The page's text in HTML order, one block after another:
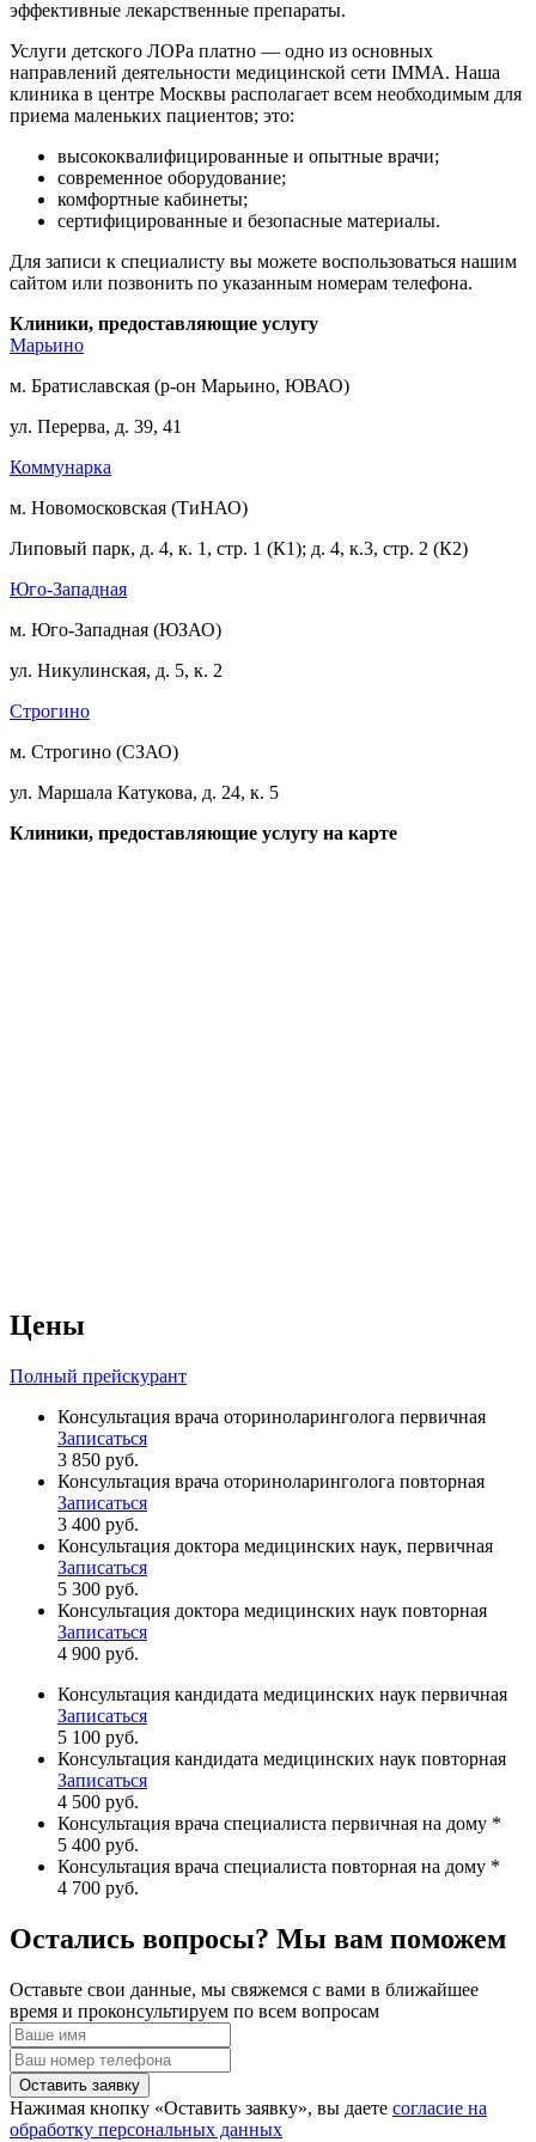
эффективные лекарственные препараты.
Услуги детского ЛОРа платно — одно из основных
направлений деятельности медицинской сети IMMA. Наша
клиника в центре Москвы располагает всем необходимым для
приема маленьких пациентов; это:
высококвалифицированные и опытные врачи;
современное оборудование;
комфортные кабинеты;
сертифицированные и безопасные материалы.
Для записи к специалисту вы можете воспользоваться нашим
сайтом или позвонить по указанным номерам телефона.
Клиники, предоставляющие услугу
Марьино
м. Братиславская (р-он Марьино, ЮВАО)
ул. Перерва, д. 39, 41
Коммунарка
м. Новомосковская (ТиНАО)
Липовый парк, д. 4, к. 1, стр. 1 (К1); д. 4, к.3, стр. 2 (К2)
Юго-Западная
м. Юго-Западная (ЮЗАО)
ул. Никулинская, д. 5, к. 2
Строгино
м. Строгино (СЗАО)
ул. Маршала Катукова, д. 24, к. 5
Клиники, предоставляющие услугу на карте
Цены
Полный прейскурант
Консультация врача оториноларинголога первичная
Записаться
3 850 руб.
Консультация врача оториноларинголога повторная
Записаться
3 400 руб.
Консультация доктора медицинских наук, первичная
Записаться
5 300 руб.
Консультация доктора медицинских наук повторная
Записаться
4 900 руб.
Консультация кандидата медицинских наук первичная
Записаться
5 100 руб.
Консультация кандидата медицинских наук повторная
Записаться
4 500 руб.
Консультация врача специалиста первичная на дому *
5 400 руб.
Консультация врача специалиста повторная на дому *
4 700 руб.
Остались вопросы? Мы вам поможем
Оставьте свои данные, мы свяжемся с вами в ближайшее
время и проконсультируем по всем вопросам
Оставить заявку
Нажимая кнопку «Оставить заявку», вы даете согласие на
обработку персональных данных